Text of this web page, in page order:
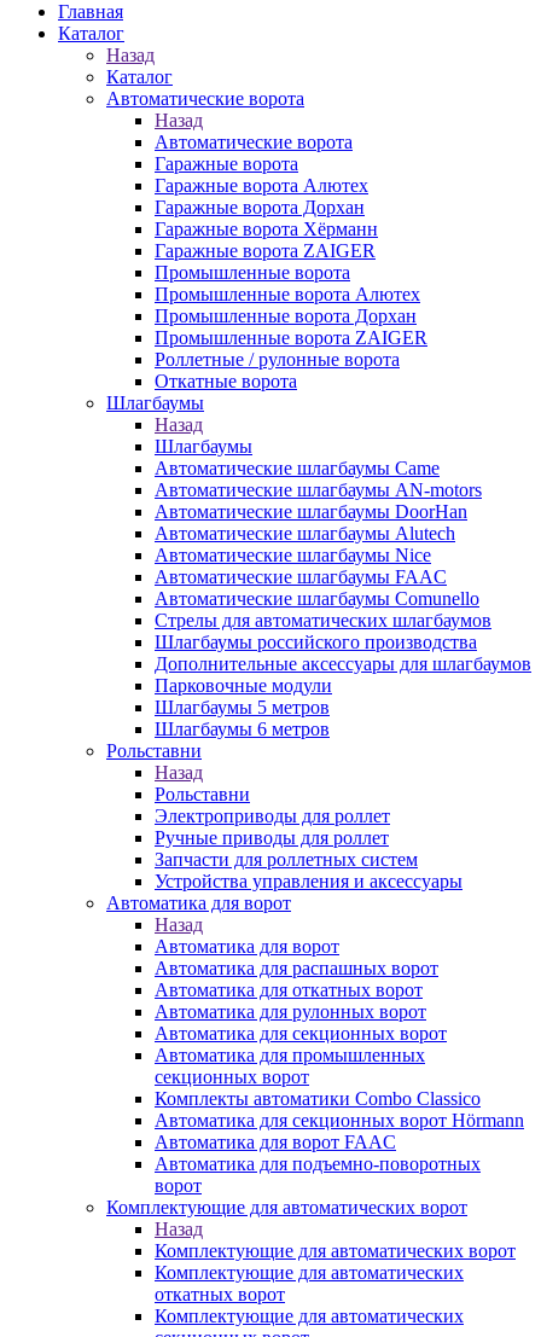
Главная
Каталог
Назад
Каталог
Автоматические ворота
Назад
Автоматические ворота
Гаражные ворота
Гаражные ворота Алютех
Гаражные ворота Дорхан
Гаражные ворота Хёрманн
Гаражные ворота ZAIGER
Промышленные ворота
Промышленные ворота Алютех
Промышленные ворота Дорхан
Промышленные ворота ZAIGER
Роллетные / рулонные ворота
Откатные ворота
Шлагбаумы
Назад
Шлагбаумы
Автоматические шлагбаумы Came
Автоматические шлагбаумы AN-motors
Автоматические шлагбаумы DoorHan
Автоматические шлагбаумы Alutech
Автоматические шлагбаумы Nice
Автоматические шлагбаумы FAAC
Автоматические шлагбаумы Comunello
Стрелы для автоматических шлагбаумов
Шлагбаумы российского производства
Дополнительные аксессуары для шлагбаумов
Парковочные модули
Шлагбаумы 5 метров
Шлагбаумы 6 метров
Рольставни
Назад
Рольставни
Электроприводы для роллет
Ручные приводы для роллет
Запчасти для роллетных систем
Устройства управления и аксессуары
Автоматика для ворот
Назад
Автоматика для ворот
Автоматика для распашных ворот
Автоматика для откатных ворот
Автоматика для рулонных ворот
Автоматика для секционных ворот
Автоматика для промышленных
секционных ворот
Комплекты автоматики Combo Classico
Автоматика для секционных ворот Hörmann
Автоматика для ворот FAAC
Автоматика для подъемно-поворотных
ворот
Комплектующие для автоматических ворот
Назад
Комплектующие для автоматических ворот
Комплектующие для автоматических
откатных ворот
Комплектующие для автоматических